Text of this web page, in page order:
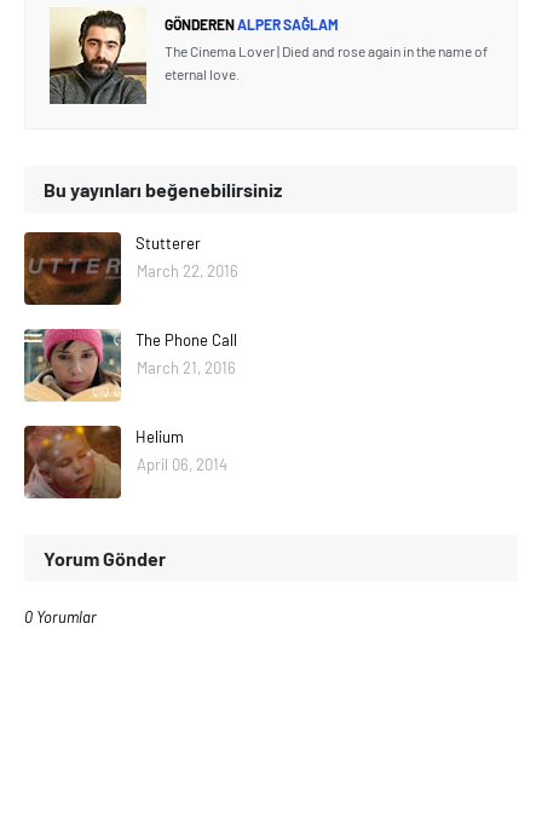
GÖNDERENALPER SAĞLAM
The Cinema Lover | Died and rose again in the name of
eternal love.
Bu yayınları beğenebilirsiniz
Stutterer
March 22, 2016
The Phone Call
March 21, 2016
Helium
April 06, 2014
Yorum Gönder
0 Yorumlar